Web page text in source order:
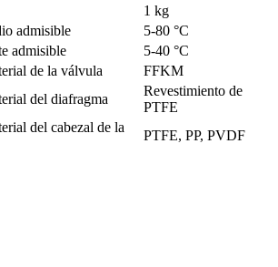
1 kg
admisible
5-80 °C
admisible
5-40 °C
de la válvula
FFKM
del diafragma
Revestimiento de
PTFE
del cabezal de la
PTFE, PP, PVDF